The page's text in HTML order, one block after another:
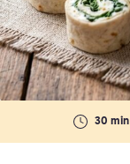
30 min